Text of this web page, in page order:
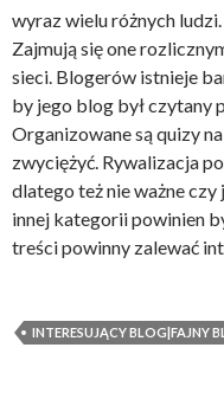
wyraz wielu różnych
Zajmują się one
sieci. Blogerów istnieje
by jego blog był czytany
Organizowane są quizy
zwyciężyć. Rywalizacja
dlatego też nie ważne
innej kategorii powinien
treści powinny zalewać
INTERESUJĄCY BLOG|FAJNY